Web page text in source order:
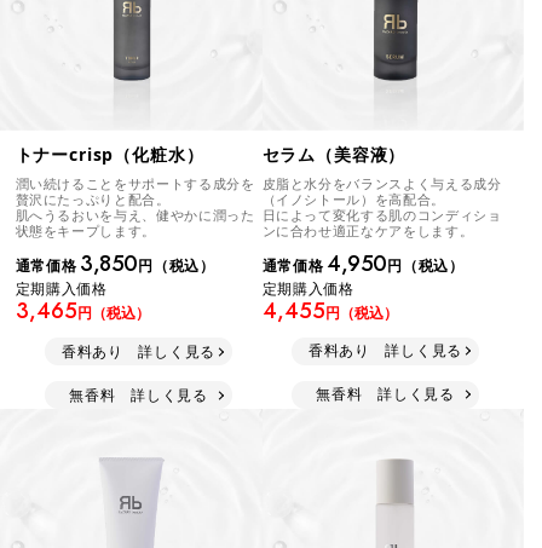
トナーcrisp（化粧水）
潤い続けることをサポートする成分を
贅沢にたっぷりと配合。
肌へうるおいを与え、健やかに潤った
状態をキープします。
通常価格 3,850円（税込）
定期購入価格
3,465円（税込）
香料あり 詳しく見る
無香料 詳しく見る
セラム（美容液）
皮脂と水分をバランスよく与える成分
（イノシトール）を高配合。
日によって変化する肌のコンディショ
ンに合わせ適正なケアをします。
通常価格 4,950円（税込）
定期購入価格
4,455円（税込）
香料あり 詳しく見る
無香料 詳しく見る